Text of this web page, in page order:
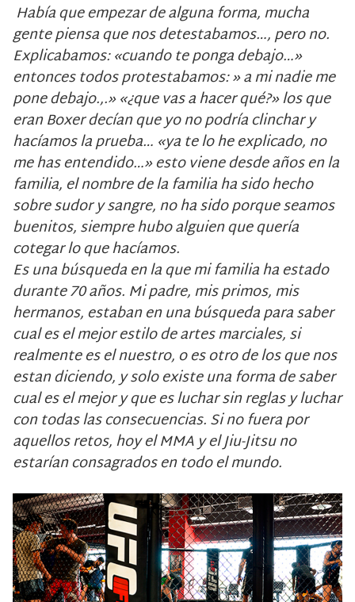
Había que empezar de alguna forma, mucha
gente piensa que nos detestabamos…, pero no.
Explicabamos: «cuando te ponga debajo…»
entonces todos protestabamos: » a mi nadie me
pone debajo.,.» «¿que vas a hacer qué?» los que
eran Boxer decían que yo no podría clinchar y
hacíamos la prueba… «ya te lo he explicado, no
me has entendido…» esto viene desde años en la
familia, el nombre de la familia ha sido hecho
sobre sudor y sangre, no ha sido porque seamos
buenitos, siempre hubo alguien que quería
cotegar lo que hacíamos.
Es una búsqueda en la que mi familia ha estado
durante 70 años. Mi padre, mis primos, mis
hermanos, estaban en una búsqueda para saber
cual es el mejor estilo de artes marciales, si
realmente es el nuestro, o es otro de los que nos
estan diciendo, y solo existe una forma de saber
cual es el mejor y que es luchar sin reglas y luchar
con todas las consecuencias. Si no fuera por
aquellos retos, hoy el MMA y el Jiu-Jitsu no
estarían consagrados en todo el mundo.